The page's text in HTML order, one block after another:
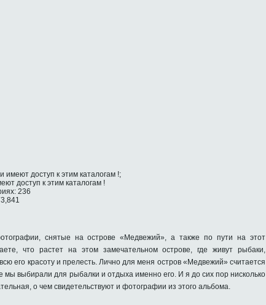
имеют доступ к этим каталогам !;
доступ к этим каталогам !
236
снятые на острове «Медвежий», а также по пути на этот
что растет на этом замечательном острове, где живут рыбаки,
его красоту и прелесть. Лично для меня остров «Медвежий» считается
выбирали для рыбалки и отдыха именно его. И я до сих пор нисколько
о чем свидетельствуют и фотографии из этого альбома.